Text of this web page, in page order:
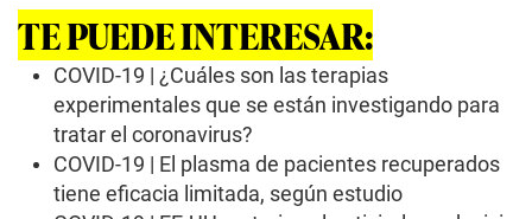
d
s
o
TE PUEDE INTERESAR:
COVID-19 | ¿Cuáles son las terapias
experimentales que se están investigando para
tratar el coronavirus?
COVID-19 | El plasma de pacientes recuperados
tiene eficacia limitada, según estudio